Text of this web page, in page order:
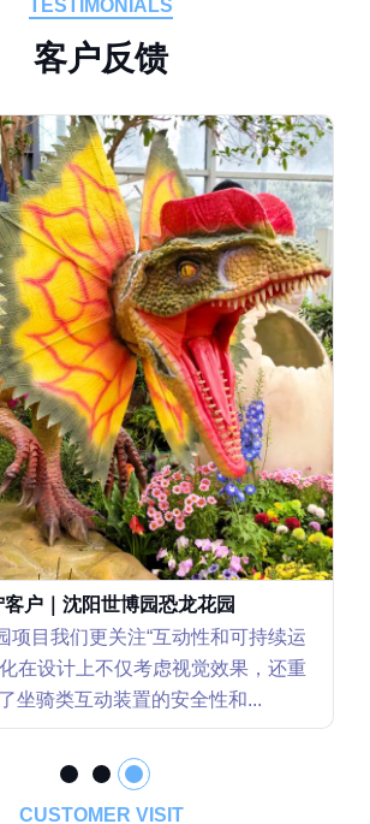
TESTIMONIALS
客户反馈
客户｜沈阳世博园恐龙花园
项目我们更关注“互动性和可持续运
在设计上不仅考虑视觉效果，还重
坐骑类互动装置的安全性和...
CUSTOMER VISIT